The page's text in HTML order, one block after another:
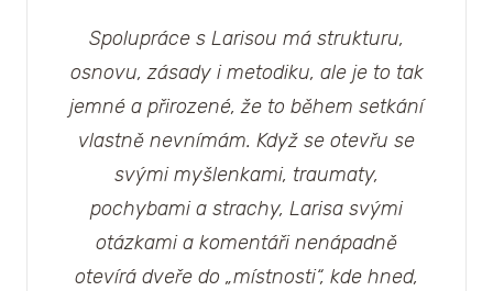
Spolupráce s Larisou má strukturu,
osnovu, zásady i metodiku, ale je to tak
jemné a přirozené, že to během setkání
vlastně nevnímám. Když se otevřu se
svými myšlenkami, traumaty,
pochybami a strachy, Larisa svými
otázkami a komentáři nenápadně
otevírá dveře do „místnosti“, kde hned,